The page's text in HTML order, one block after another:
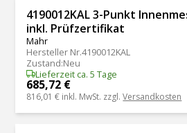
4190012KAL 3-Punkt
inkl. Prüfzertifikat
Mahr
Hersteller Nr.4190012KAL
Zustand:Neu
Lieferzeit ca. 5 Tage
685,72 €
816,01 € inkl. MwSt. zzgl.Versandkosten